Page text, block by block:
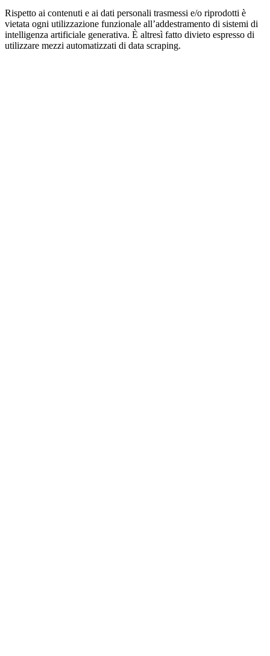
Rispetto ai contenuti e ai dati personali trasmessi e/o riprodotti è
vietata ogni utilizzazione funzionale all’addestramento di sistemi di
intelligenza artificiale generativa. È altresì fatto divieto espresso di
utilizzare mezzi automatizzati di data scraping.